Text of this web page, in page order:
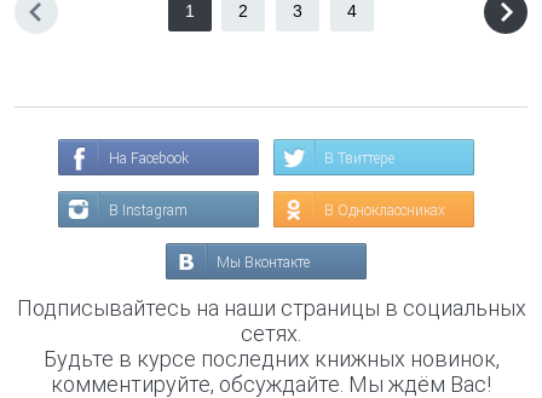
1 2 3 4
На Facebook В Твиттере
В Instagram В Одноклассниках
Мы Вконтакте
Подписывайтесь на наши страницы в социальных
сетях.
Будьте в курсе последних книжных новинок,
комментируйте, обсуждайте. Мы ждём Вас!